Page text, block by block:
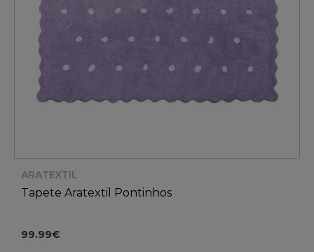
ARATEXTIL
Tapete Aratextil Pontinhos
99.99€